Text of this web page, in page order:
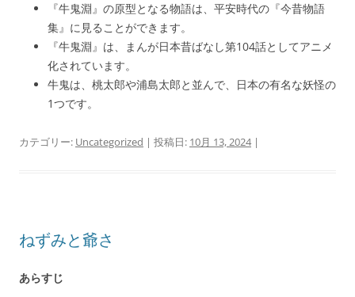
『牛鬼淵』の原型となる物語は、平安時代の『今昔物語
集』に見ることができます。
『牛鬼淵』は、まんが日本昔ばなし第104話としてアニメ
化されています。
牛鬼は、桃太郎や浦島太郎と並んで、日本の有名な妖怪の
1つです。
カテゴリー: Uncategorized | 投稿日: 10月 13, 2024|
ねずみと爺さ
あらすじ